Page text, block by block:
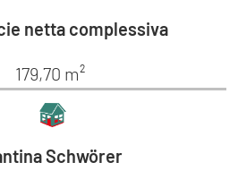
netta complessiva
179,70 m²
Schwörer